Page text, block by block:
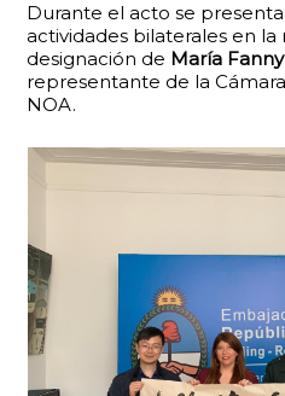
Durante el acto se
actividades bilaterales en la
designación de María
representante de la
NOA.